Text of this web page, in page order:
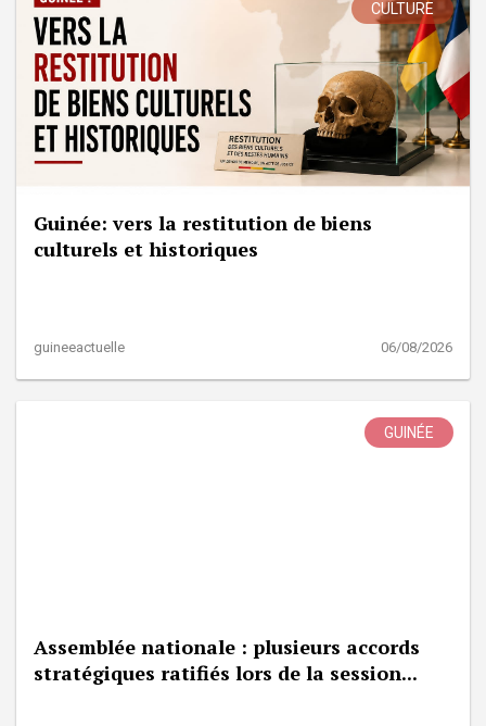
CULTURE
Guinée: vers la restitution de biens
culturels et historiques
guineeactuelle 06/08/2026
GUINÉE
Assemblée nationale : plusieurs accords
stratégiques ratifiés lors de la session...